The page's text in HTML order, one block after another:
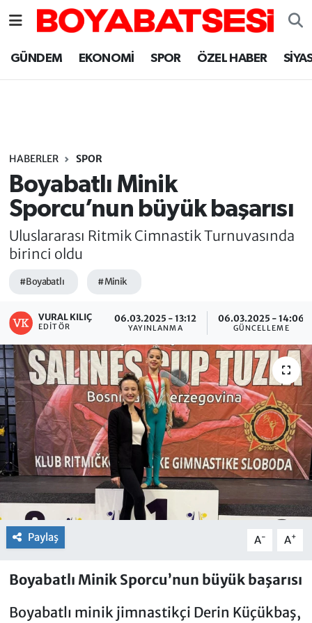
GÜNDEM EKONOMİ SPOR ÖZEL HABER
HABERLER SPOR
Boyabatlı Minik
Sporcu’nun büyük başarısı
Uluslararası Ritmik Cimnastik Turnuvasında
birinci oldu
#Boyabatlı #Minik
VURAL KILIÇ
EDITÖR
06.03.2025 - 13:12
YAYINLANMA
06.03.2025 - 14:06
GÜNCELLEME
Paylaş A- A+
Boyabatlı Minik Sporcu’nun büyük başarısı
Boyabatlı minik jimnastikçi Derin Küçükbaş,
Sinop Nöbetçi Eczaneler
Sinop Trafik Yoğunluk Haritası
Süper Lig Puan Durumu ve Fikstür
Tüm Manşetler